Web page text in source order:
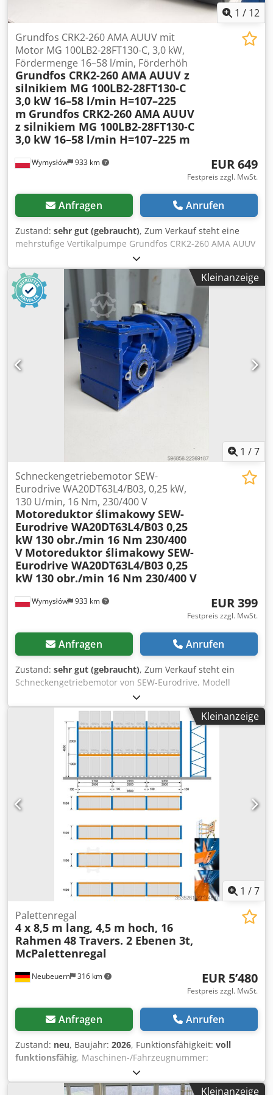
1 / 12
Wymysłów 933 km
Grundfos CRK2-260 AMA AUUV mit
Motor MG 100LB2-28FT130-C, 3,0 kW,
Fördermenge 16–58 l/min, Förderhöh
Grundfos CRK2-260 AMA AUUV z
silnikiem MG 100LB2-28FT130-C
3,0 kW 16–58 l/min H=107–225
m Grundfos CRK2-260 AMA AUUV
z silnikiem MG 100LB2-28FT130-C
3,0 kW 16–58 l/min H=107–225 m
EUR 649
Festpreis zzgl. MwSt.
Anfragen Anrufen
Zustand: sehr gut (gebraucht), Zum Verkauf steht eine
mehrstufige Vertikalpumpe Grundfos CRK2-260 AMA AUUV
mit einem dreiphasigen Grundfos MG 100LB2-28FT130-C-
Motor. Das Gerät ist voll funktionsfähig, getestet und
einsatzbereit. Der technische Zustand ist sehr gut, mit
normalen Gebrauchsspuren, die durch den Betrieb
entstanden sind. Pumpendaten: Hersteller: Grundfos
Modell: CRK2-260 AMA AUUV Pumpenleistung: 3,0 kW
Stromversorgung: 3-phasig Frequenz: 50 Hz
Förderleistung: 16–58 l/min Förderhöhe: 107–225 m Cedpfx
Abozn N T Tjieha Motordaten: Hersteller: Grundfos Modell:
MG 100LB2-28FT130-C Leistung: 3,0 kW Stromversorgung:
200–220 V Δ / 346–380 V Y (50 Hz) Drehzahl: 2880–2910
U/min Schutzart: IP54 Isolationsklasse: F
Kleinanzeige
1 /7
Wymysłów 933 km
Schneckengetriebemotor SEW-
Eurodrive WA20DT63L4/B03, 0,25 kW,
130 U/min, 16 Nm, 230/400 V
Motoreduktor ślimakowy SEW-
Eurodrive WA20DT63L4/B03 0,25
kW 130 obr./min 16 Nm 230/400
V Motoreduktor ślimakowy SEW-
Eurodrive WA20DT63L4/B03 0,25
kW 130 obr./min 16 Nm 230/400 V
EUR 399
Festpreis zzgl. MwSt.
Anfragen Anrufen
Zustand: sehr gut (gebraucht), Zum Verkauf steht ein
Schneckengetriebemotor von SEW-Eurodrive, Modell
WA20DT63L4/B03, mit einem Dreiphasenmotor mit einer
Leistung von 0,25 kW. Das Gerät ist voll funktionsfähig,
getestet und betriebsbereit. Der Getriebemotor befindet
sich in gutem technischem und optischem Zustand. Er
weist normale Gebrauchsspuren auf, die auf den Fotos zu
sehen sind. Im Lieferumfang ist ein Netzkabel mit Stecker
enthalten. Technische Daten: Hersteller: SEW-Eurodrive
Modell: WA20DT63L4/B03 Motorleistung: 0,25 kW
Spannungsversorgung: 3× 230/400 V, 50 Hz Motordrehzahl:
1300 U/min Ausgangsdrehzahl: 130 U/min Cedpfx Aezmy
Sdjbijha Übersetzungsverhältnis: i = 10,25
Ausgangsdrehmoment: 16 Nm Schutzart: IP54
Isolationsklasse: B Betriebsart: S1 Bremse: 230 V AC
Gewicht: 10,55 kg Hersteller: SEW-Eurodrive, Deutschland
Der Verkaufsumfang umfasst genau das, was auf den
Fotos dargestellt ist.
Kleinanzeige
1 /7
Neubeuern 316 km
Palettenregal
4 x 8,5 m lang, 4,5 m hoch, 16
Rahmen 48 Travers. 2 Ebenen 3t,
McPalettenregal
EUR 5’480
Festpreis zzgl. MwSt.
Anfragen Anrufen
Zustand: neu, Baujahr: 2026, Funktionsfähigkeit: voll
funktionsfähig, Maschinen-/Fahrzeugnummer:
, Tragfähigkeit pro Lagerabschnitt:
3’000 kg, Gesamtlänge:34’000 mm, Gesamthöhe:4’500
Kleinanzeige